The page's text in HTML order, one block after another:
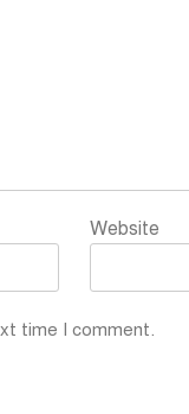
Website
time I comment.